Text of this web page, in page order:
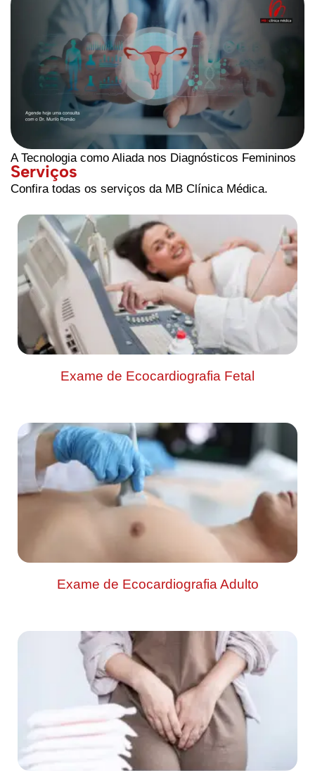
A Tecnologia como Aliada nos Diagnósticos Femininos
Serviços
Confira todas os serviços da MB Clínica Médica.
Exame de Ecocardiografia Fetal
Exame de Ecocardiografia Adulto